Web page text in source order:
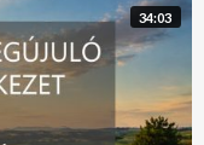
34:03